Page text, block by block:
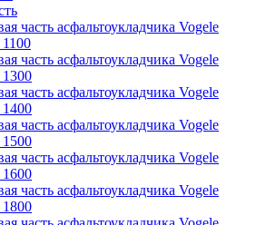
часть асфальтоукладчика Vogele
1100
часть асфальтоукладчика Vogele
1300
часть асфальтоукладчика Vogele
1400
часть асфальтоукладчика Vogele
1500
часть асфальтоукладчика Vogele
1600
часть асфальтоукладчика Vogele
1800